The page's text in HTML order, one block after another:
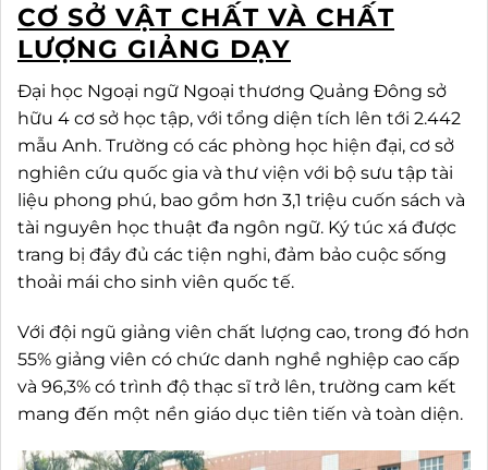
CƠ SỞ VẬT CHẤT VÀ CHẤT
LƯỢNG GIẢNG DẠY
Đại học Ngoại ngữ Ngoại thương Quảng Đông sở
hữu 4 cơ sở học tập, với tổng diện tích lên tới 2.442
mẫu Anh. Trường có các phòng học hiện đại, cơ sở
nghiên cứu quốc gia và thư viện với bộ sưu tập tài
liệu phong phú, bao gồm hơn 3,1 triệu cuốn sách và
tài nguyên học thuật đa ngôn ngữ. Ký túc xá được
trang bị đầy đủ các tiện nghi, đảm bảo cuộc sống
thoải mái cho sinh viên quốc tế.
Với đội ngũ giảng viên chất lượng cao, trong đó hơn
55% giảng viên có chức danh nghề nghiệp cao cấp
và 96,3% có trình độ thạc sĩ trở lên, trường cam kết
mang đến một nền giáo dục tiên tiến và toàn diện.